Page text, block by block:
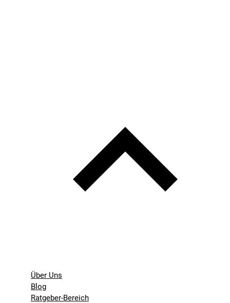
Über Uns
Blog
Ratgeber-Bereich